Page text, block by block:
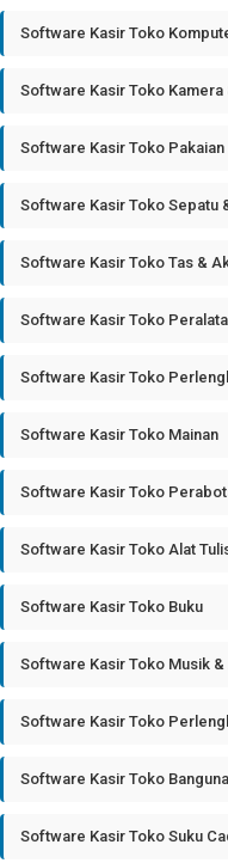
Software Kasir Toko
Software Kasir Toko Kamera
Software Kasir Toko Pakaian
Software Kasir Toko Sepatu
Software Kasir Toko Tas &
Software Kasir Toko
Software Kasir Toko
Software Kasir Toko Mainan
Software Kasir Toko
Software Kasir Toko Alat
Software Kasir Toko Buku
Software Kasir Toko Musik &
Software Kasir Toko
Software Kasir Toko
Software Kasir Toko Suku